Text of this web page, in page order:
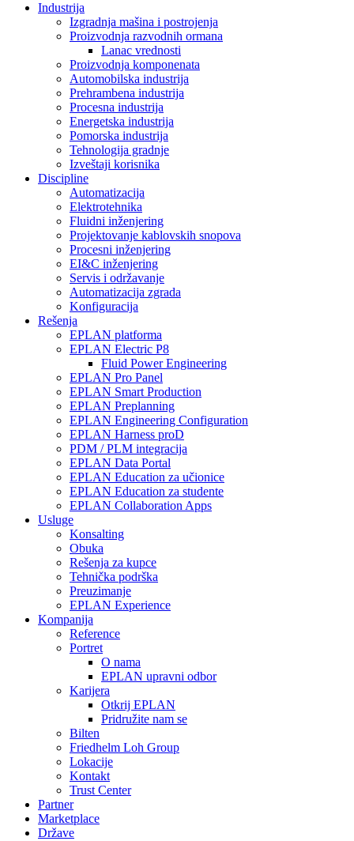
Industrija
Izgradnja mašina i postrojenja
Proizvodnja razvodnih ormana
Lanac vrednosti
Proizvodnja komponenata
Automobilska industrija
Prehrambena industrija
Procesna industrija
Energetska industrija
Pomorska industrija
Tehnologija gradnje
Izveštaji korisnika
Discipline
Automatizacija
Elektrotehnika
Fluidni inženjering
Projektovanje kablovskih snopova
Procesni inženjering
EI&C inženjering
Servis i održavanje
Automatizacija zgrada
Konfiguracija
Rešenja
EPLAN platforma
EPLAN Electric P8
Fluid Power Engineering
EPLAN Pro Panel
EPLAN Smart Production
EPLAN Preplanning
EPLAN Engineering Configuration
EPLAN Harness proD
PDM / PLM integracija
EPLAN Data Portal
EPLAN Education za učionice
EPLAN Education za studente
EPLAN Collaboration Apps
Usluge
Konsalting
Obuka
Rešenja za kupce
Tehnička podrška
Preuzimanje
EPLAN Experience
Kompanija
Reference
Portret
O nama
EPLAN upravni odbor
Karijera
Otkrij EPLAN
Pridružite nam se
Bilten
Friedhelm Loh Group
Lokacije
Kontakt
Trust Center
Partner
Marketplace
Države